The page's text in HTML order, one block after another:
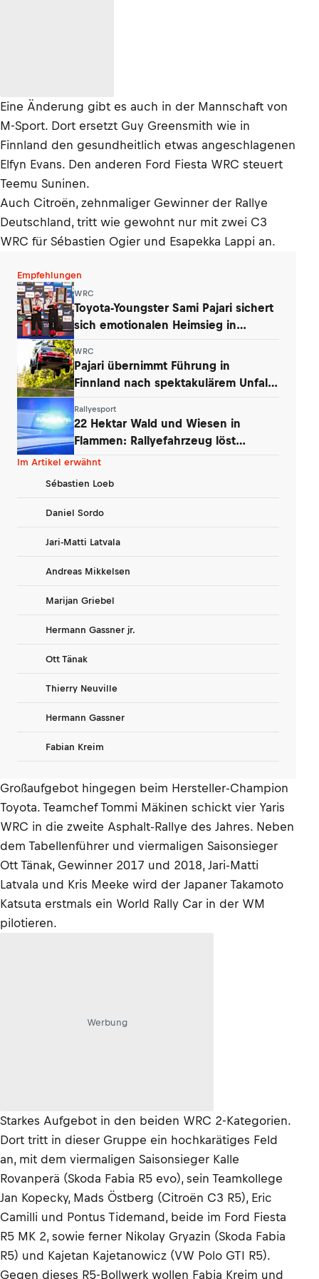
Eine Änderung gibt es auch in der Mannschaft von
M-Sport. Dort ersetzt Guy Greensmith wie in
Finnland den gesundheitlich etwas angeschlagenen
Elfyn Evans. Den anderen Ford Fiesta WRC steuert
Teemu Suninen.
Auch Citroën, zehnmaliger Gewinner der Rallye
Deutschland, tritt wie gewohnt nur mit zwei C3
WRC für Sébastien Ogier und Esapekka Lappi an.
Empfehlungen
WRC
Toyota-Youngster Sami Pajari sichert
sich emotionalen Heimsieg in
WRC
Pajari übernimmt Führung in
Finnland nach spektakulärem Unfall
Rallyesport
22 Hektar Wald und Wiesen in
Flammen: Rallyefahrzeug löst
Großbrand aus
Im Artikel erwähnt
Sébastien Loeb
Daniel Sordo
Jari-Matti Latvala
Andreas Mikkelsen
Marijan Griebel
Hermann Gassner jr.
Ott Tänak
Thierry Neuville
Hermann Gassner
Fabian Kreim
Großaufgebot hingegen beim Hersteller-Champion
Toyota. Teamchef Tommi Mäkinen schickt vier Yaris
WRC in die zweite Asphalt-Rallye des Jahres. Neben
dem Tabellenführer und viermaligen Saisonsieger
Ott Tänak, Gewinner 2017 und 2018, Jari-Matti
Latvala und Kris Meeke wird der Japaner Takamoto
Katsuta erstmals ein World Rally Car in der WM
pilotieren.
Werbung
Starkes Aufgebot in den beiden WRC 2-Kategorien.
Dort tritt in dieser Gruppe ein hochkarätiges Feld
an, mit dem viermaligen Saisonsieger Kalle
Rovanperä (Skoda Fabia R5 evo), sein Teamkollege
Jan Kopecky, Mads Östberg (Citroën C3 R5), Eric
Camilli und Pontus Tidemand, beide im Ford Fiesta
R5 MK 2, sowie ferner Nikolay Gryazin (Skoda Fabia
R5) und Kajetan Kajetanowicz (VW Polo GTI R5).
Gegen dieses R5-Bollwerk wollen Fabia Kreim und